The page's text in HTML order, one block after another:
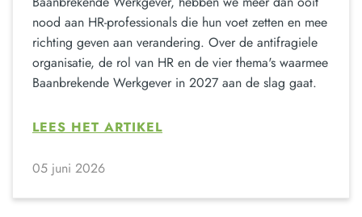
nood aan HR-professionals die hun voet zetten en mee
richting geven aan verandering. Over de antifragiele
organisatie, de rol van HR en de vier thema's waarmee
Baanbrekende Werkgever in 2027 aan de slag gaat.
LEES HET ARTIKEL
05 juni 2026